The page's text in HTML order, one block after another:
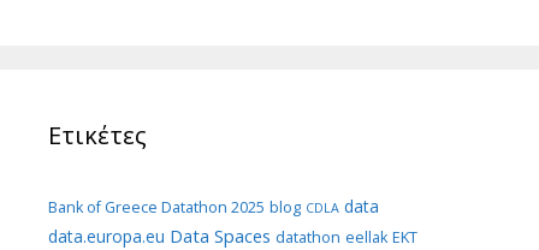
Ετικέτες
Bank of Greece Datathon 2025 blog CDLA data
data.europa.eu Data Spaces datathon eellak EKT